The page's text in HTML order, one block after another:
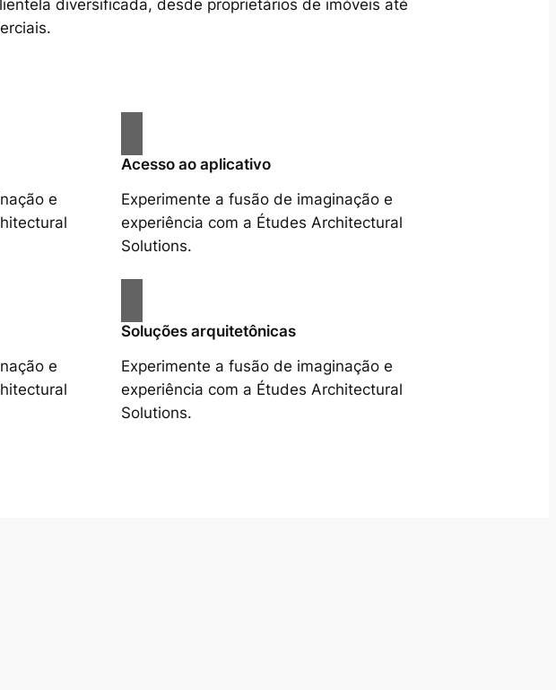
diversificada, desde proprietários de imóveis até
e
Acesso ao aplicativo
Experimente a fusão de imaginação e
experiência com a Études Architectural
Solutions.
e
Soluções arquitetônicas
Experimente a fusão de imaginação e
experiência com a Études Architectural
Solutions.